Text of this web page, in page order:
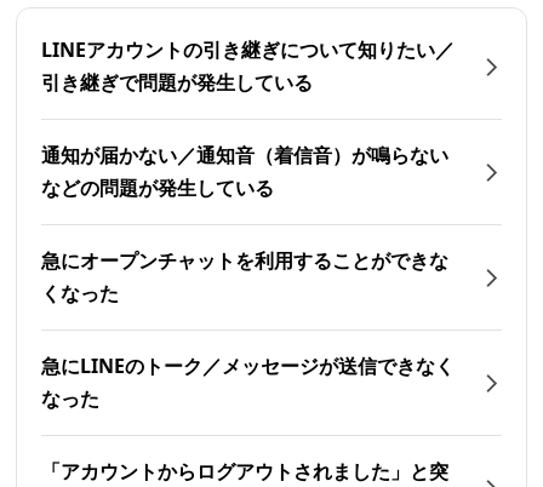
LINEアカウントの引き継ぎについて知りたい／
引き継ぎで問題が発生している
通知が届かない／通知音（着信音）が鳴らない
などの問題が発生している
急にオープンチャットを利用することができな
くなった
急にLINEのトーク／メッセージが送信できなく
なった
「アカウントからログアウトされました」と突